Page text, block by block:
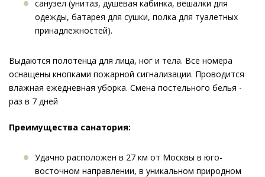
санузел (унитаз, душевая кабинка, вешалки для
одежды, батарея для сушки, полка для туалетных
принадлежностей).
Выдаются полотенца для лица, ног и тела. Все номера
оснащены кнопками пожарной сигнализации. Проводится
влажная ежедневная уборка. Смена постельного белья -
раз в 7 дней
Преимущества санатория:
Удачно расположен в 27 км от Москвы в юго-
восточном направлении, в уникальном природном